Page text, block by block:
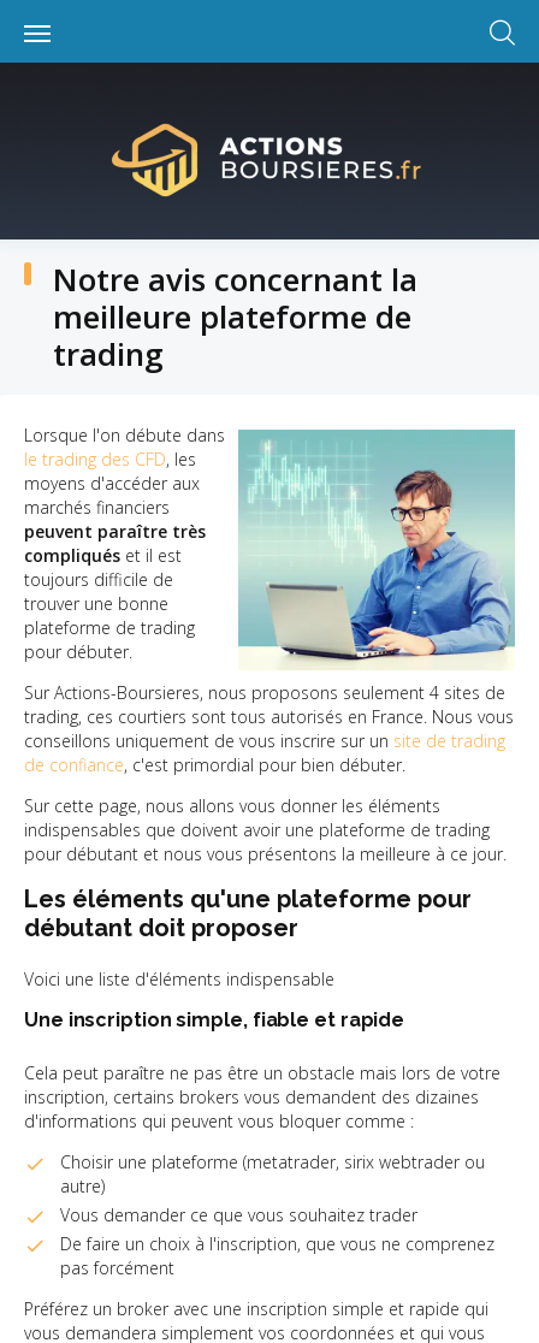
content
Notre avis concernant la
meilleure plateforme de
trading
Lorsque l'on débute dans
le trading des CFD, les
moyens d'accéder aux
marchés financiers
peuvent paraître très
compliqués et il est
toujours difficile de
trouver une bonne
plateforme de trading
pour débuter.
Sur Actions-Boursieres, nous proposons seulement 4 sites de
trading, ces courtiers sont tous autorisés en France. Nous vous
conseillons uniquement de vous inscrire sur un site de trading
de confiance, c'est primordial pour bien débuter.
Sur cette page, nous allons vous donner les éléments
indispensables que doivent avoir une plateforme de trading
pour débutant et nous vous présentons la meilleure à ce jour.
Les éléments qu'une plateforme pour
débutant doit proposer
Voici une liste d'éléments indispensable
Une inscription simple, fiable et rapide
Cela peut paraître ne pas être un obstacle mais lors de votre
inscription, certains brokers vous demandent des dizaines
d'informations qui peuvent vous bloquer comme :
Choisir une plateforme (metatrader, sirix webtrader ou
autre)
Vous demander ce que vous souhaitez trader
De faire un choix à l'inscription, que vous ne comprenez
pas forcément
Préférez un broker avec une inscription simple et rapide qui
vous demandera simplement vos coordonnées et qui vous